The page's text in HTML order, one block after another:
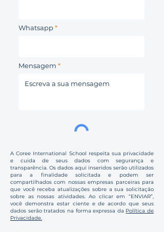
Whatsapp
Mensagem
A Coree International School respeita sua privacidade
e cuida de seus dados com segurança e
transparência. Os dados aqui inseridos serão utilizados
para a finalidade solicitada e podem ser
compartilhados com nossas empresas parceiras para
que você receba atualizações sobre a sua solicitação
sobre as nossas atividades. Ao clicar em “ENVIAR”,
você demonstra estar ciente e de acordo que seus
dados serão tratados na forma expressa da Política de
Privacidade.